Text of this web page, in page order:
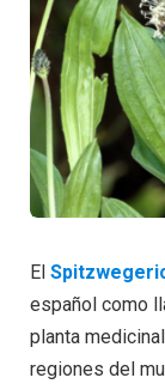
El
español como
planta
regiones del